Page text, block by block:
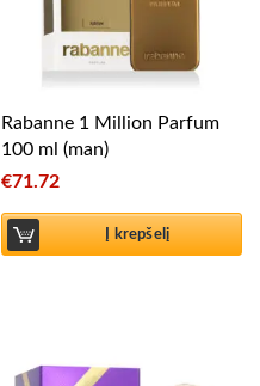
Rabanne 1 Million Parfum
100 ml (man)
€71.72
Į krepšelį